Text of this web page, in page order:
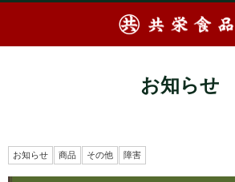
お知らせ
お知らせ 商品 その他 障害